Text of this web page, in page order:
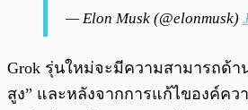
— Elon Musk (@elonmusk)
Grok รุ่นใหม่จะมีความสามารถด้า
สูง” และหลังจากการแก้ไของค์คว